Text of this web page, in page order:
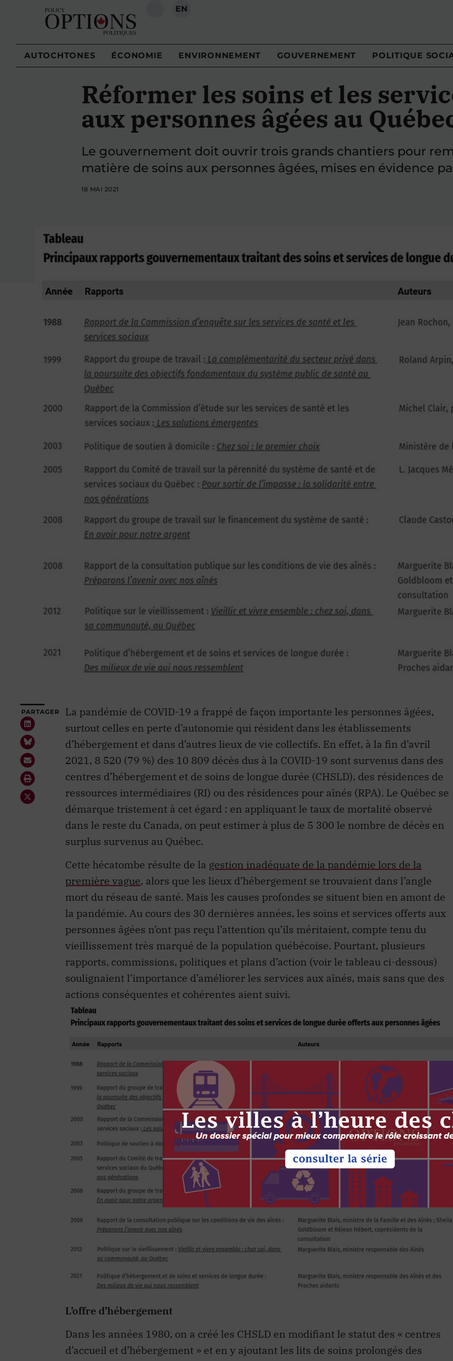
RECHERCHE
EN
AUTOCHTONES ÉCONOMIE ENVIRONNEMENT GOUVERNEMENT POLITIQUE
Réformer les soins et les
aux personnes âgées au
Le gouvernement doit ouvrir trois grands chantiers pour
matière de soins aux personnes âgées, mises en évidence
18 MAI 2021
PARTAGER
La pandémie de COVID-19 a frappé de façon importante les personnes âgées,
surtout celles en perte d’autonomie qui résident dans les établissements
d’hébergement et dans d’autres lieux de vie collectifs. En effet, à la fin d’avril
2021, 8 520 (79 %) des 10 809 décès dus à la COVID-19 sont survenus dans des
centres d’hébergement et de soins de longue durée (CHSLD), des résidences de
ressources intermédiaires (RI) ou des résidences pour aînés (RPA). Le Québec se
démarque tristement à cet égard : en appliquant le taux de mortalité observé
dans le reste du Canada, on peut estimer à plus de 5 300 le nombre de décès en
surplus survenus au Québec.
Cette hécatombe résulte de la gestion inadéquate de la pandémie lors de la
première vague, alors que les lieux d’hébergement se trouvaient dans l’angle
mort du réseau de santé. Mais les causes profondes se situent bien en amont de
la pandémie. Au cours des 30 dernières années, les soins et services offerts aux
personnes âgées n’ont pas reçu l’attention qu’ils méritaient, compte tenu du
vieillissement très marqué de la population québécoise. Pourtant, plusieurs
rapports, commissions, politiques et plans d’action (voir le tableau ci-dessous)
soulignaient l’importance d’améliorer les services aux aînés, mais sans que des
actions conséquentes et cohérentes aient suivi.
L’offre d’hébergement
Dans les années 1980, on a créé les CHSLD en modifiant le statut des « centres
d’accueil et d’hébergement » et en y ajoutant les lits de soins prolongés des